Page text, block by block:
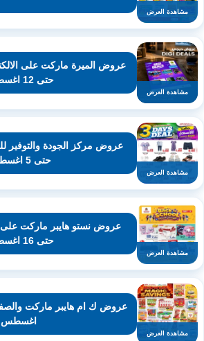
مشاهدة العرض
مشاهدة العرض
حتى 12 اغسطس
مشاهدة العرض
حتى 5 اغسطس
مشاهدة العرض
حتى 16 اغسطس
مشاهدة العرض
اغسطس